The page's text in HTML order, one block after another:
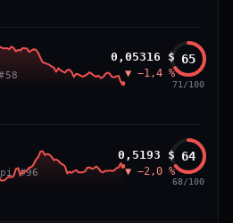
(−2,7 %) et volume 24 h atone
échangés).
VAR. 30 J
−14,0 %
échangés).
83
81
54
52
0,05316 $
▼ −1,4 %
65
71/100
65
90
72
52
#96
0,5193 $
▼ −2,0 %
64
68/100